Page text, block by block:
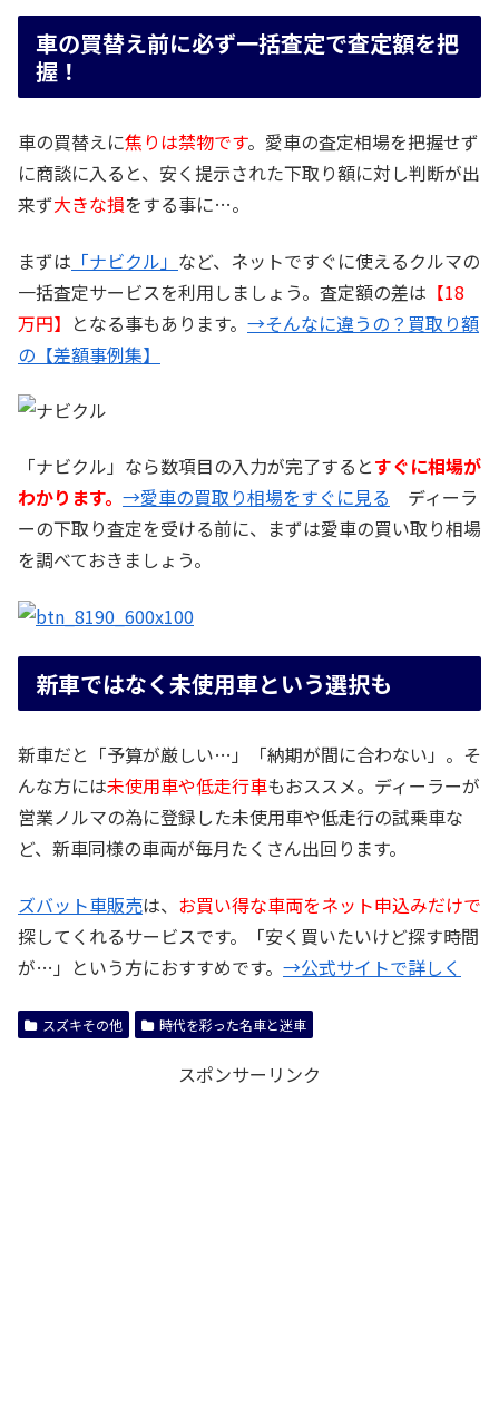
車の買替え前に必ず一括査定で査定額を把
握！
車の買替えに焦りは禁物です。愛車の査定相場を把握せず
に商談に入ると、安く提示された下取り額に対し判断が出
来ず大きな損をする事に…。
まずは 「ナビクル」 など、ネットですぐに使えるクルマの
一括査定サービスを利用しましょう。査定額の差は 【18
万円】 となる事もあります。 →そんなに違うの？買取り額
の【差額事例集】
「ナビクル」なら数項目の入力が完了するとすぐに相場が
わかります。 →愛車の買取り相場をすぐに見る ディーラ
ーの下取り査定を受ける前に、まずは愛車の買い取り相場
を調べておきましょう。
新車ではなく未使用車という選択も
新車だと「予算が厳しい…」「納期が間に合わない」。そ
んな方には未使用車や低走行車もおススメ。ディーラーが
営業ノルマの為に登録した未使用車や低走行の試乗車な
ど、新車同様の車両が毎月たくさん出回ります。
ズバット車販売は、 お買い得な車両をネット申込みだけで
探してくれるサービスです。「安く買いたいけど探す時間
が…」という方におすすめです。 →公式サイトで詳しく
スズキその他 時代を彩った名車と迷車
スポンサーリンク